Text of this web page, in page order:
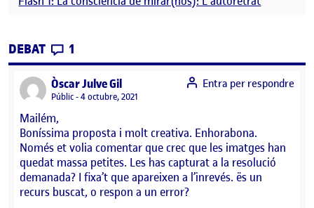
DEBAT CONTRIBUTIONS
1
Òscar Julve Gilsays:
Visibilitat:
Públic 4 octubre, 2021
Mailém,
Boníssima proposta i molt creativa. Enhorabona.
Només et volia comentar que crec que les imatges han
quedat massa petites. Les has capturat a la resolució
demanada? I fixa’t que apareixen a l’inrevés. ës un
recurs buscat, o respon a un error?
Entra per respondre